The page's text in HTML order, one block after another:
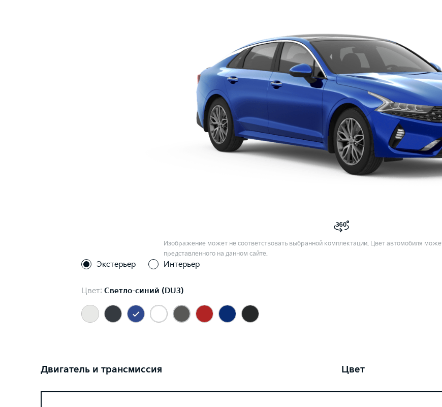
Изображение может не соответствовать выбранной комплектации. Цвет автомобиля
представленного на данном сайте.
Экстерьер Интерьер
Цвет: Светло-синий (DU3)
Двигатель и трансмиссия Цвет